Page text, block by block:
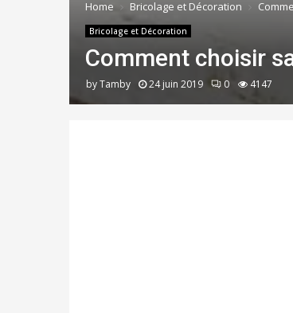
Home Bricolage et Décoration
Bricolage et Décoration
Comment choisir
byTamby 24 juin 2019 0 4147